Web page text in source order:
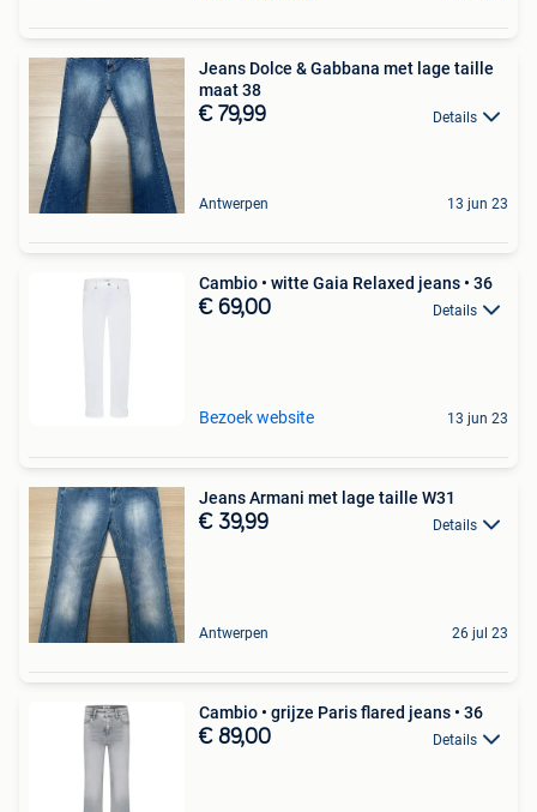
Jeans Dolce & Gabbana met lage taille
maat 38
€ 79,99 Details
Antwerpen 13 jun 23
Cambio • witte Gaia Relaxed jeans • 36
€ 69,00 Details
Bezoek website 13 jun 23
Jeans Armani met lage taille W31
€ 39,99 Details
Antwerpen 26 jul 23
Cambio • grijze Paris flared jeans • 36
€ 89,00 Details